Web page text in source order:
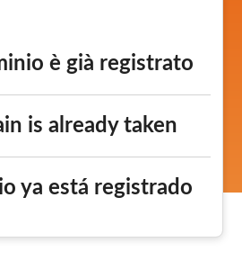
è già registrato
is already taken
ya está registrado